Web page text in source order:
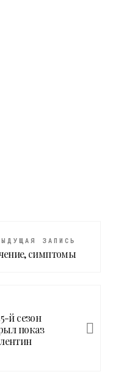
ЗАПИСЬ
симптомы
й сезон
показ